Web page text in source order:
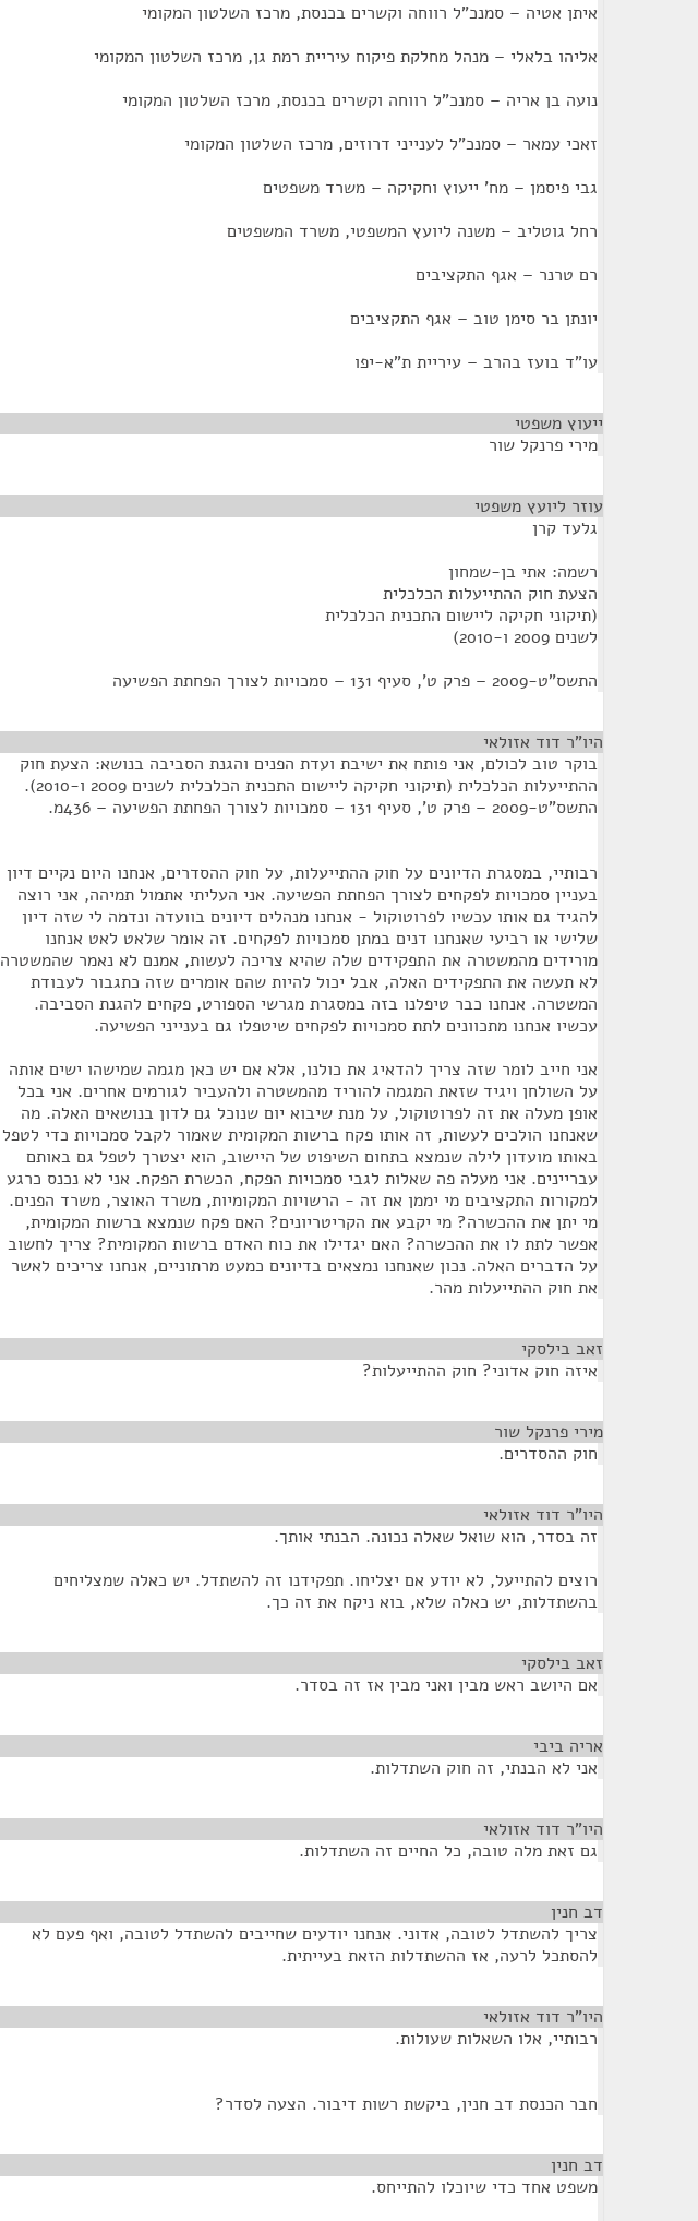
איתן אטיה – סמנכ"ל רווחה וקשרים בכנסת, מרכז השלטון המקומי
אליהו בלאלי – מנהל מחלקת פיקוח עיריית רמת גן, מרכז השלטון המקומי
נועה בן אריה – סמנכ"ל רווחה וקשרים בכנסת, מרכז השלטון המקומי
זאכי עמאר – סמנכ"ל לענייני דרוזים, מרכז השלטון המקומי
גבי פיסמן – מח' ייעוץ וחקיקה – משרד משפטים
רחל גוטליב – משנה ליועץ המשפטי, משרד המשפטים
רם טרנר – אגף התקציבים
יונתן בר סימן טוב – אגף התקציבים
עו"ד בועז בהרב – עיריית ת"א-יפו
ייעוץ משפטי
מירי פרנקל שור
עוזר ליועץ משפטי
גלעד קרן
רשמה: אתי בן-שמחון
הצעת חוק ההתייעלות הכלכלית
(תיקוני חקיקה ליישום התכנית הכלכלית
לשנים 2009 ו-2010)
התשס"ט-2009 – פרק ט', סעיף 131 – סמכויות לצורך הפחתת הפשיעה
היו"ר דוד אזולאי
בוקר טוב לכולם, אני פותח את ישיבת ועדת הפנים והגנת הסביבה בנושא: הצעת חוק
ההתייעלות הכלכלית (תיקוני חקיקה ליישום התכנית הכלכלית לשנים 2009 ו-2010).
התשס"ט-2009 – פרק ט', סעיף 131 – סמכויות לצורך הפחתת הפשיעה – 436מ.
רבותיי, במסגרת הדיונים על חוק ההתייעלות, על חוק ההסדרים, אנחנו היום נקיים דיון
בעניין סמכויות לפקחים לצורך הפחתת הפשיעה. אני העליתי אתמול תמיהה, אני רוצה
להגיד גם אותו עכשיו לפרוטוקול - אנחנו מנהלים דיונים בוועדה ונדמה לי שזה דיון
שלישי או רביעי שאנחנו דנים במתן סמכויות לפקחים. זה אומר שלאט לאט אנחנו
מורידים מהמשטרה את התפקידים שלה שהיא צריכה לעשות, אמנם לא נאמר שהמשטרה
לא תעשה את התפקידים האלה, אבל יכול להיות שהם אומרים שזה כתגבור לעבודת
המשטרה. אנחנו כבר טיפלנו בזה במסגרת מגרשי הספורט, פקחים להגנת הסביבה.
עכשיו אנחנו מתכוונים לתת סמכויות לפקחים שיטפלו גם בענייני הפשיעה.
אני חייב לומר שזה צריך להדאיג את כולנו, אלא אם יש כאן מגמה שמישהו ישים אותה
על השולחן ויגיד שזאת המגמה להוריד מהמשטרה ולהעביר לגורמים אחרים. אני בכל
אופן מעלה את זה לפרוטוקול, על מנת שיבוא יום שנוכל גם לדון בנושאים האלה. מה
שאנחנו הולכים לעשות, זה אותו פקח ברשות המקומית שאמור לקבל סמכויות כדי לטפל
באותו מועדון לילה שנמצא בתחום השיפוט של היישוב, הוא יצטרך לטפל גם באותם
עבריינים. אני מעלה פה שאלות לגבי סמכויות הפקח, הכשרת הפקח. אני לא נכנס כרגע
למקורות התקציבים מי יממן את זה - הרשויות המקומיות, משרד האוצר, משרד הפנים.
מי יתן את ההכשרה? מי יקבע את הקריטריונים? האם פקח שנמצא ברשות המקומית,
אפשר לתת לו את ההכשרה? האם יגדילו את כוח האדם ברשות המקומית? צריך לחשוב
על הדברים האלה. נכון שאנחנו נמצאים בדיונים כמעט מרתוניים, אנחנו צריכים לאשר
את חוק ההתייעלות מהר.
זאב בילסקי
איזה חוק אדוני? חוק ההתייעלות?
מירי פרנקל שור
חוק ההסדרים.
היו"ר דוד אזולאי
זה בסדר, הוא שואל שאלה נכונה. הבנתי אותך.
רוצים להתייעל, לא יודע אם יצליחו. תפקידנו זה להשתדל. יש כאלה שמצליחים
בהשתדלות, יש כאלה שלא, בוא ניקח את זה כך.
זאב בילסקי
אם היושב ראש מבין ואני מבין אז זה בסדר.
אריה ביבי
אני לא הבנתי, זה חוק השתדלות.
היו"ר דוד אזולאי
גם זאת מלה טובה, כל החיים זה השתדלות.
דב חנין
צריך להשתדל לטובה, אדוני. אנחנו יודעים שחייבים להשתדל לטובה, ואף פעם לא
להסתכל לרעה, אז ההשתדלות הזאת בעייתית.
היו"ר דוד אזולאי
רבותיי, אלו השאלות שעולות.
חבר הכנסת דב חנין, ביקשת רשות דיבור. הצעה לסדר?
דב חנין
משפט אחד כדי שיוכלו להתייחס.